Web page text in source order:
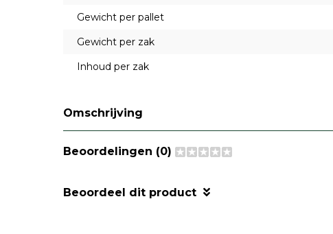
Gewicht per pallet
Gewicht per zak
Inhoud per zak
Omschrijving
Beoordelingen (0)
Beoordeel dit product